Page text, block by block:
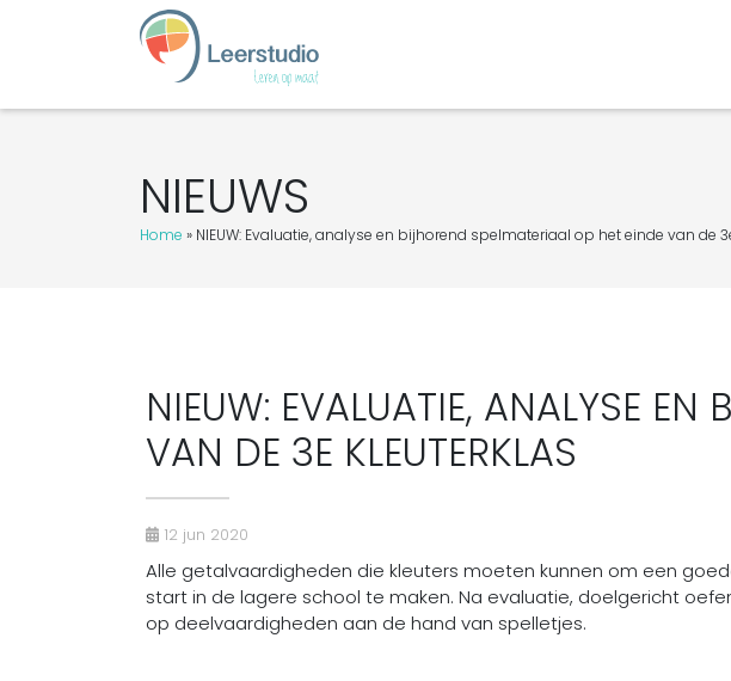
NIEUWS
Home » NIEUW: Evaluatie, analyse en bijhorend spelmateriaal op het einde van de
NIEUW: EVALUATIE, ANALYSE EN
VAN DE 3E KLEUTERKLAS
12 jun 2020
Alle getalvaardigheden die kleuters moeten kunnen om een
start in de lagere school te maken. Na evaluatie, doelgericht
op deelvaardigheden aan de hand van spelletjes.